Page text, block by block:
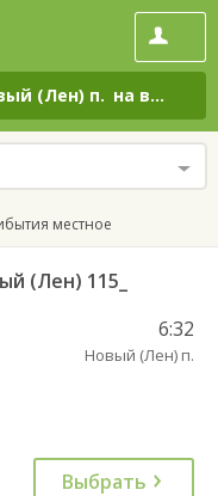
(Лен) п. на все дни
местное
(Лен) 115_
6:32
Новый (Лен) п.
Выбрать